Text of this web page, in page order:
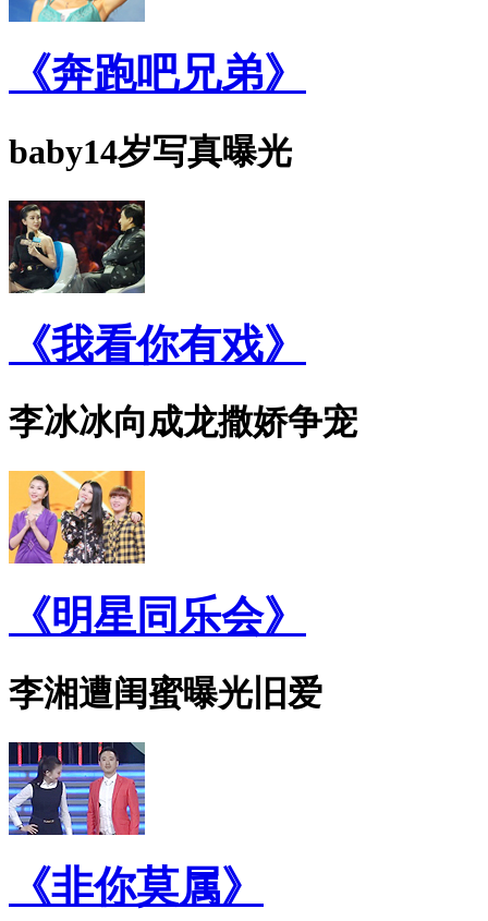
《奔跑吧兄弟》
baby14岁写真曝光
《我看你有戏》
李冰冰向成龙撒娇争宠
《明星同乐会》
李湘遭闺蜜曝光旧爱
《非你莫属》